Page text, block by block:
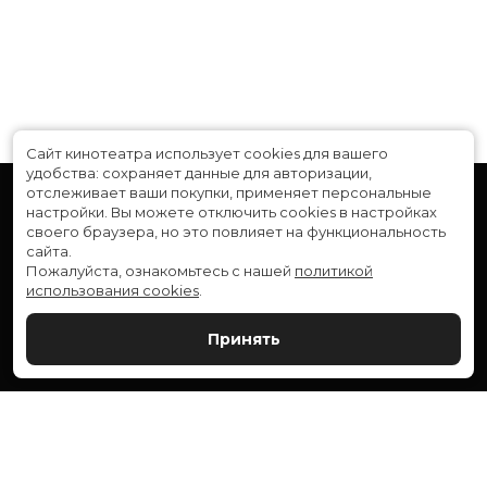
Расписание
Скоро в кино
Служба поддержки
Сайт кинотеатра использует cookies для вашего
удобства: сохраняет данные для авторизации,
отслеживает ваши покупки, применяет персональные
настройки. Вы можете отключить cookies в настройках
своего браузера, но это повлияет на функциональность
сайта.
Пожалуйста, ознакомьтесь с нашей политикой
использования cookies
Принять